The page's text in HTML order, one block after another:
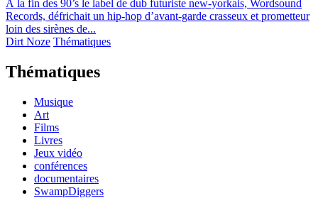
À la fin des 90’s le label de dub futuriste new-yorkais, Wordsound
Records, défrichait un hip-hop d’avant-garde crasseux et prometteur
loin des sirènes de...
Dirt Noze Thématiques
Thématiques
Musique
Art
Films
Livres
Jeux vidéo
conférences
documentaires
SwampDiggers